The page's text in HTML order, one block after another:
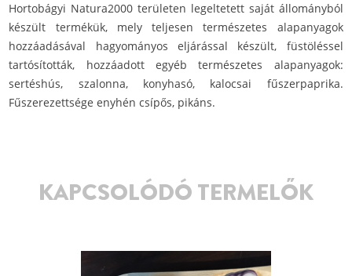
Hortobágyi Natura2000 területen legeltetett saját állományból
készült termékük, mely teljesen természetes alapanyagok
hozzáadásával hagyományos eljárással készült, füstöléssel
tartósították, hozzáadott egyéb természetes alapanyagok:
sertéshús, szalonna, konyhasó, kalocsai fűszerpaprika.
Fűszerezettsége enyhén csípős, pikáns.
KAPCSOLÓDÓ TERMELŐK